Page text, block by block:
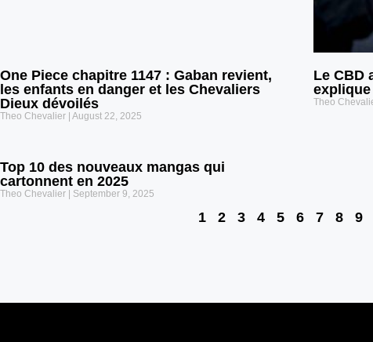
One Piece chapitre 1147 : Gaban revient,
les enfants en danger et les Chevaliers
Dieux dévoilés
Theo Chevalier August 22, 2025
Le CBD
Theo
Top 10 des nouveaux mangas qui
cartonnent en 2025
Theo Chevalier September 9, 2025
1 2 3 4 5 6 7 8 9